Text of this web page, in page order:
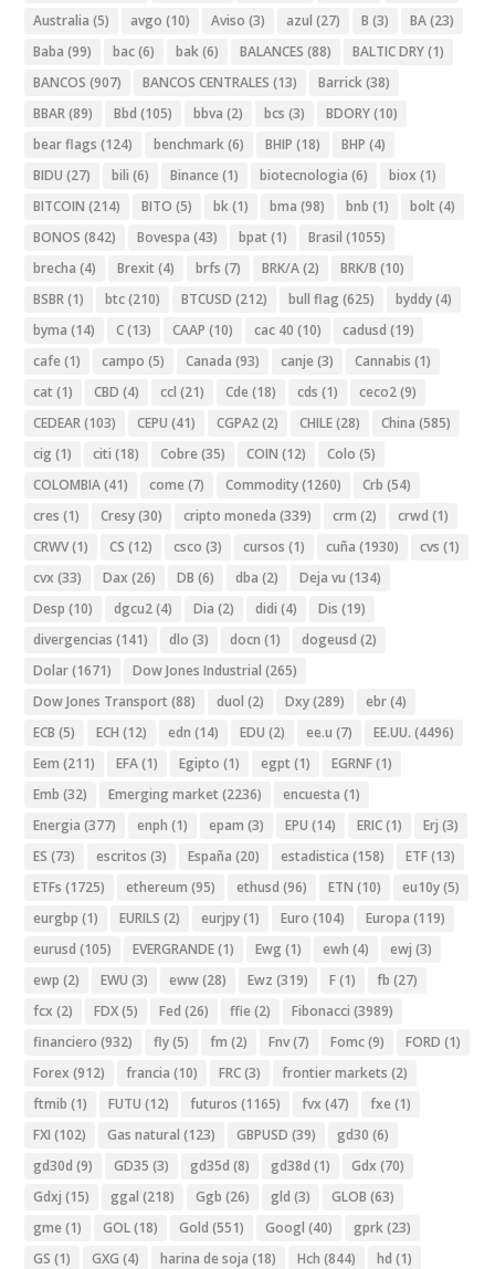
Australia (5) avgo (10) Aviso (3) azul (27) B (3) BA(23)
Baba (99) bac(6) bak(6) BALANCES (88) BALTIC DRY(1)
BANCOS (907) BANCOS CENTRALES (13) Barrick(38)
BBAR(89) Bbd (105) bbva (2) bcs (3) BDORY(10)
bear flags (124) benchmark(6) BHIP (18) BHP (4)
BIDU (27) bili (6) Binance (1) biotecnologia (6) biox (1)
BITCOIN (214) BITO (5) bk(1) bma (98) bnb (1) bolt (4)
BONOS (842) Bovespa (43) bpat (1) Brasil (1055)
brecha (4) Brexit (4) brfs (7) BRK/A(2) BRK/B (10)
BSBR(1) btc(210) BTCUSD (212) bull flag (625) byddy(4)
byma (14) C(13) CAAP (10) cac 40 (10) cadusd (19)
cafe (1) campo (5) Canada (93) canje (3) Cannabis (1)
cat (1) CBD (4) ccl (21) Cde (18) cds (1) ceco2(9)
CEDEAR(103) CEPU (41) CGPA2(2) CHILE(28) China (585)
cig (1) citi (18) Cobre (35) COIN (12) Colo (5)
COLOMBIA(41) come (7) Commodity(1260) Crb (54)
cres (1) Cresy(30) cripto moneda (339) crm (2) crwd (1)
CRWV(1) CS (12) csco (3) cursos (1) cuña (1930) cvs (1)
cvx (33) Dax (26) DB (6) dba (2) Deja vu (134)
Desp (10) dgcu2(4) Dia (2) didi (4) Dis (19)
divergencias (141) dlo (3) docn (1) dogeusd (2)
Dolar(1671) Dow Jones Industrial (265)
Dow Jones Transport (88) duol (2) Dxy(289) ebr(4)
ECB (5) ECH (12) edn (14) EDU (2) ee.u (7) EE.UU. (4496)
Eem (211) EFA(1) Egipto (1) egpt (1) EGRNF(1)
Emb (32) Emerging market (2236) encuesta (1)
Energia (377) enph (1) epam (3) EPU (14) ERIC(1) Erj (3)
ES (73) escritos (3) España (20) estadistica (158) ETF(13)
ETFs (1725) ethereum (95) ethusd (96) ETN (10) eu10y(5)
eurgbp (1) EURILS (2) eurjpy(1) Euro (104) Europa (119)
eurusd (105) EVERGRANDE(1) Ewg (1) ewh (4) ewj (3)
ewp (2) EWU (3) eww(28) Ewz (319) F(1) fb (27)
fcx (2) FDX(5) Fed (26) ffie (2) Fibonacci (3989)
financiero (932) fly(5) fm (2) Fnv(7) Fomc(9) FORD (1)
Forex (912) francia (10) FRC(3) frontier markets (2)
ftmib (1) FUTU (12) futuros (1165) fvx (47) fxe (1)
FXI (102) Gas natural (123) GBPUSD (39) gd30 (6)
gd30d (9) GD35 (3) gd35d (8) gd38d (1) Gdx (70)
Gdxj (15) ggal (218) Ggb (26) gld (3) GLOB (63)
gme (1) GOL(18) Gold (551) Googl (40) gprk(23)
GS (1) GXG (4) harina de soja (18) Hch (844) hd (1)